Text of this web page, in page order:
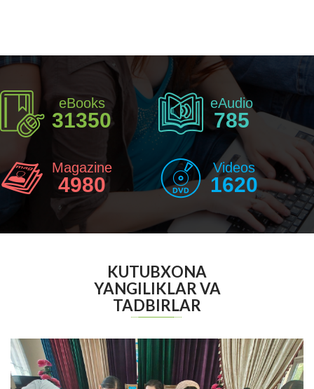
eBooks
31350
eAudio
785
Magazine
4980
Videos
1620
KUTUBXONA
YANGILIKLAR VA
TADBIRLAR